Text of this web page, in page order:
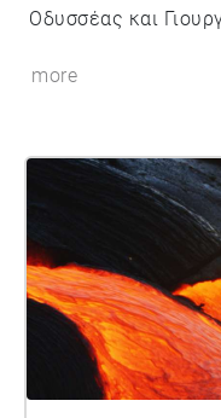
Οδυσσέας και
more